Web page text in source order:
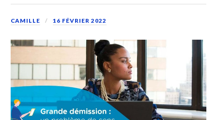
CAMILLE 16 FÉVRIER 2022